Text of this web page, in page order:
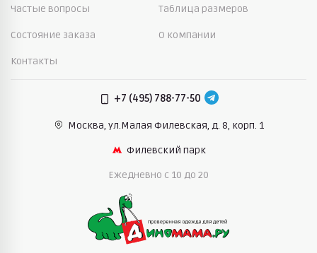
Частые вопросы Таблица размеров
Состояние заказа О компании
Контакты
+7 (495) 788-77-50
Москва, ул.Малая Филевская, д. 8, корп. 1
Филевский парк
Ежедневно c 10 до 20